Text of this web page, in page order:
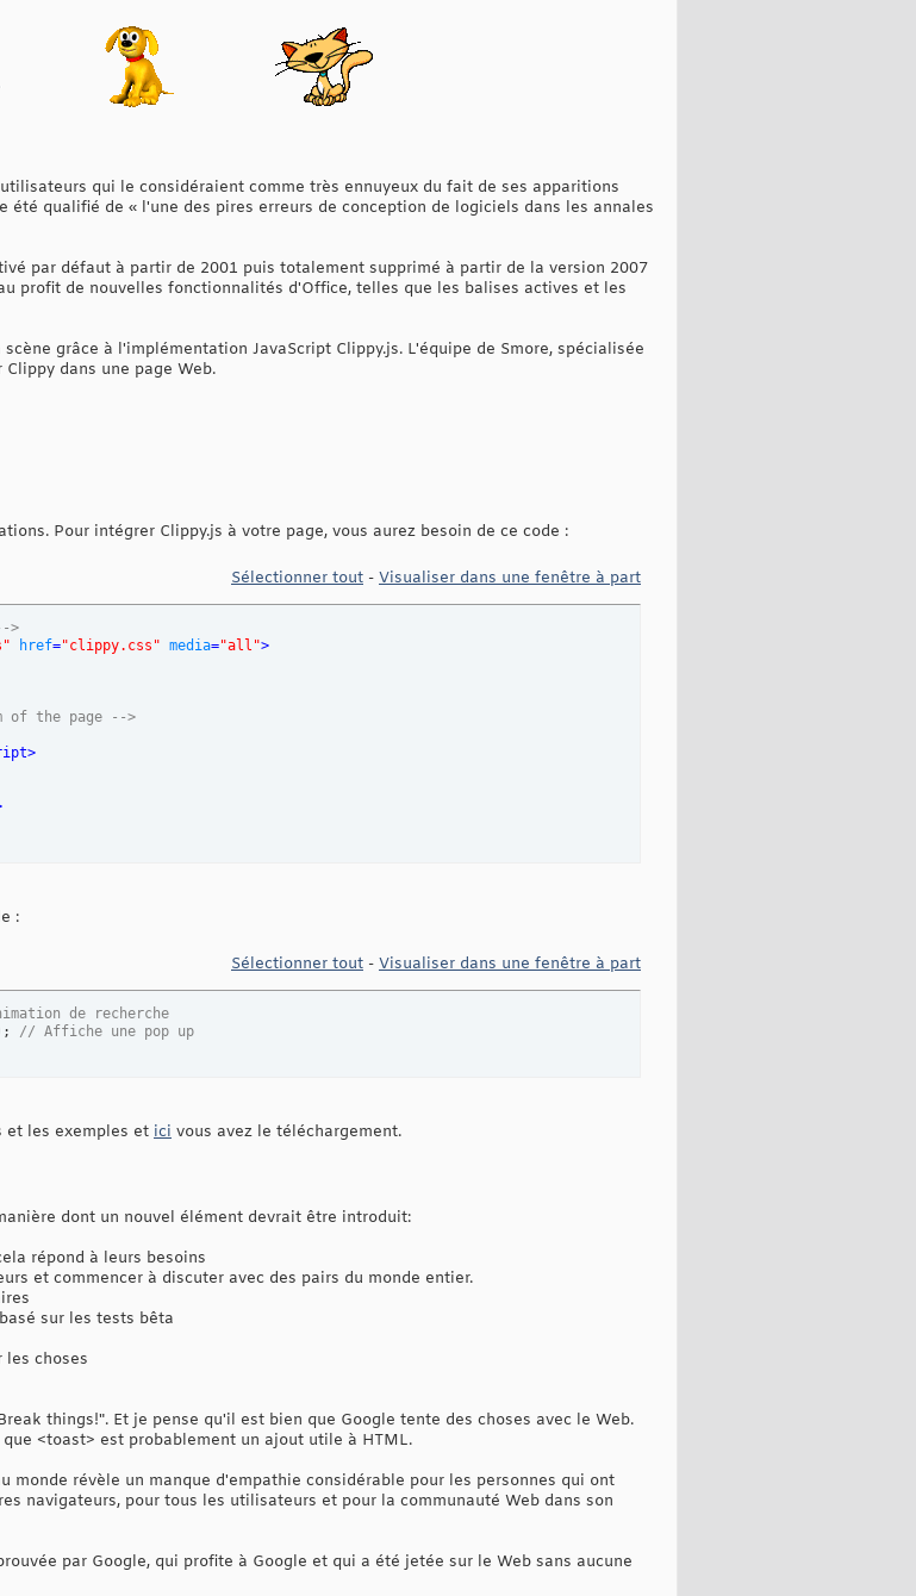
qui le considéraient comme très ennuyeux du fait de ses apparitions
été qualifié de « l'une des pires erreurs de conception de logiciels dans les annales
par défaut à partir de 2001 puis totalement supprimé à partir de la version 2007
profit de nouvelles fonctionnalités d'Office, telles que les balises actives et les
grâce à l'implémentation JavaScript Clippy.js. L'équipe de Smore, spécialisée
dans une page Web.
Pour intégrer Clippy.js à votre page, vous aurez besoin de ce code :
Sélectionner tout - Visualiser dans une fenêtre à part
>
href="clippy.css" media="all">
of the page -->
>
:
Sélectionner tout - Visualiser dans une fenêtre à part
de recherche
; // Affiche une pop up
et les exemples et ici vous avez le téléchargement.
dont un nouvel élément devrait être introduit:
répond à leurs besoins
et commencer à discuter avec des pairs du monde entier.
sur les tests bêta
les choses
things!". Et je pense qu'il est bien que Google tente des choses avec le Web.
<toast> est probablement un ajout utile à HTML.
monde révèle un manque d'empathie considérable pour les personnes qui ont
navigateurs, pour tous les utilisateurs et pour la communauté Web dans son
par Google, qui profite à Google et qui a été jetée sur le Web sans aucune